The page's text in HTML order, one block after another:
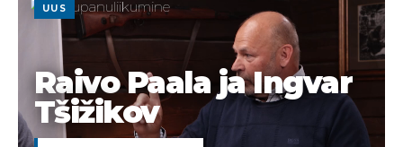
UUS
Raivo Paala ja Ingvar
Tšižikov